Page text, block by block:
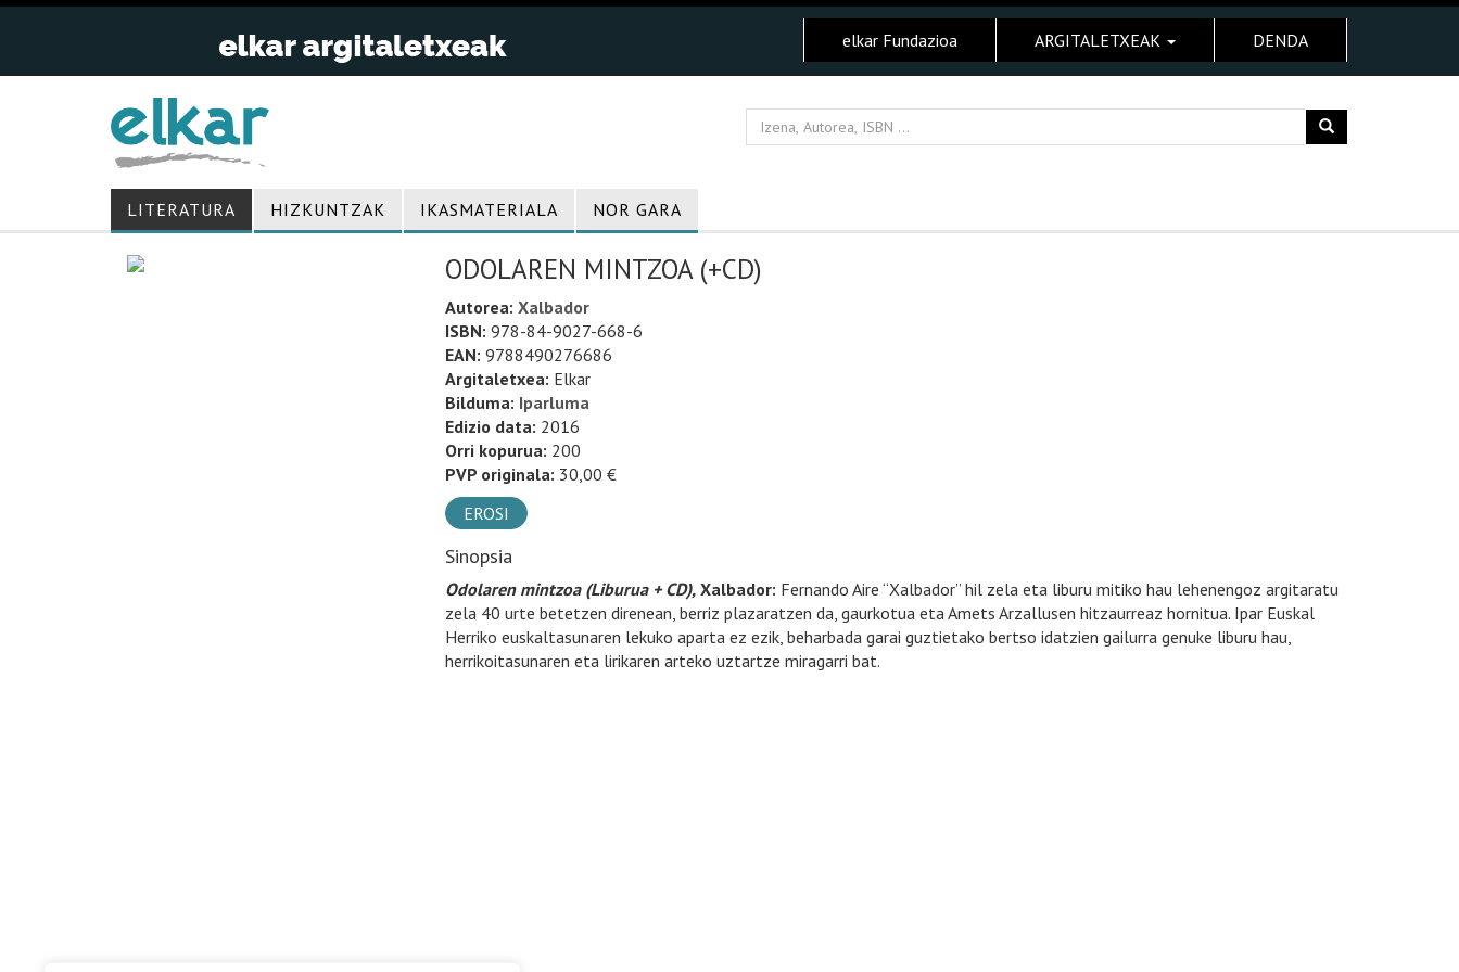
elkar Fundazioa ARGITALETXEAK DENDA
LITERATURA HIZKUNTZAK IKASMATERIALA NOR GARA
ODOLAREN MINTZOA (+CD)
Autorea: Xalbador
ISBN: 978-84-9027-668-6
EAN: 9788490276686
Argitaletxea: Elkar
Bilduma: Iparluma
Edizio data: 2016
Orri kopurua: 200
PVP originala: 30,00 €
EROSI
Sinopsia
Odolaren mintzoa (Liburua + CD),Xalbador: Fernando Aire “Xalbador” hil zela eta liburu mitiko hau lehenengoz argitaratu
zela 40 urte betetzen direnean, berriz plazaratzen da, gaurkotua eta Amets Arzallusen hitzaurreaz hornitua. Ipar Euskal
Herriko euskaltasunaren lekuko aparta ez ezik, beharbada garai guztietako bertso idatzien gailurra genuke liburu hau,
herrikoitasunaren eta lirikaren arteko uztartze miragarri bat.